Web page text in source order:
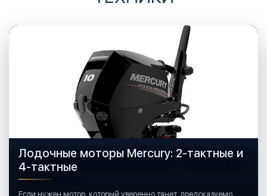
Лодочные моторы Mercury: 2-тактные и
4-тактные
Если нужен мотор, который уверенно тянет, предсказуемо